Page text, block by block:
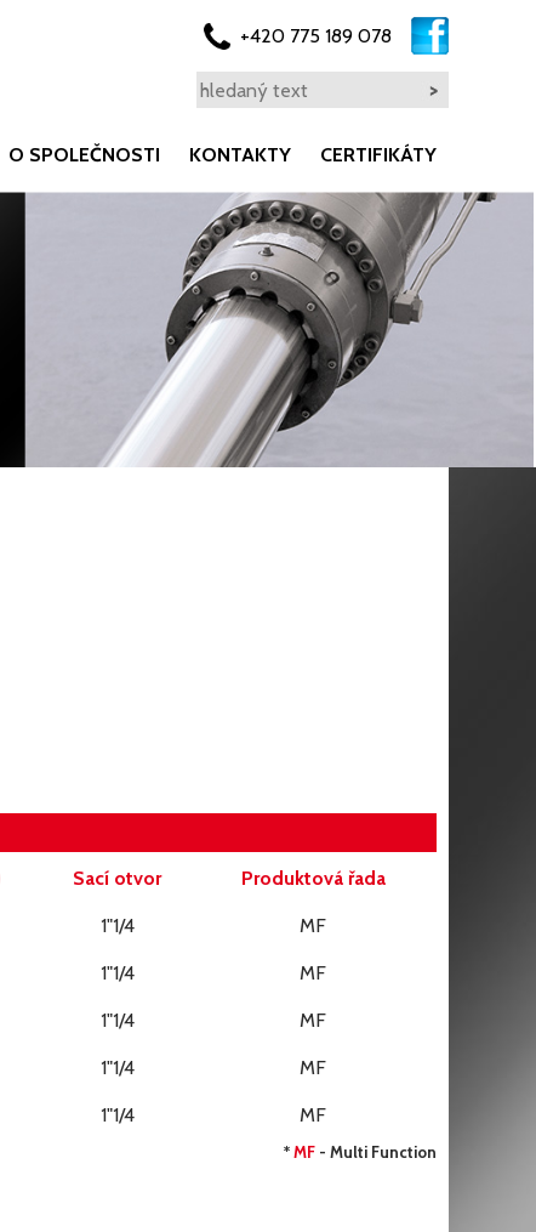
O SPOLEČNOSTI KONTAKTY CERTIFIKÁTY
+420 775 189 078
Sací otvor Produktová řada
1"1/4 MF
1"1/4 MF
1"1/4 MF
1"1/4 MF
1"1/4 MF
*MF - Multi Function